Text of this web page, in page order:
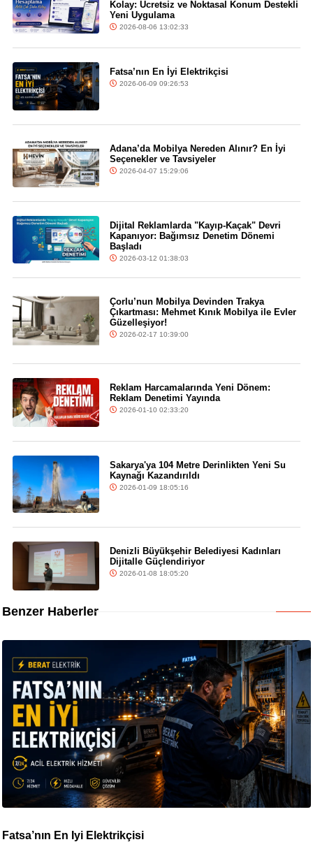
Kolay: Ücretsiz ve Noktasal Konum Destekli
Yeni Uygulama
2026-08-06 13:02:33
Fatsa’nın En İyi Elektrikçisi
2026-06-09 09:26:53
Adana’da Mobilya Nereden Alınır? En İyi
Seçenekler ve Tavsiyeler
2026-04-07 15:29:06
Dijital Reklamlarda "Kayıp-Kaçak" Devri
Kapanıyor: Bağımsız Denetim Dönemi
Başladı
2026-03-12 01:38:03
Çorlu’nun Mobilya Devinden Trakya
Çıkartması: Mehmet Kınık Mobilya ile Evler
Güzelleşiyor!
2026-02-17 10:39:00
Reklam Harcamalarında Yeni Dönem:
Reklam Denetimi Yayında
2026-01-10 02:33:20
Sakarya'ya 104 Metre Derinlikten Yeni Su
Kaynağı Kazandırıldı
2026-01-09 18:05:16
Denizli Büyükşehir Belediyesi Kadınları
Dijitalle Güçlendiriyor
2026-01-08 18:05:20
Benzer Haberler
Fatsa’nın En İyi Elektrikçisi